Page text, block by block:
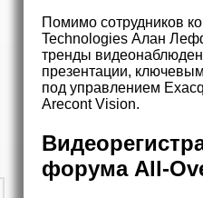
Помимо сотрудников
Technologies Алан
тренды
презентации,
под управлением
Arecont Vision.
форума All-